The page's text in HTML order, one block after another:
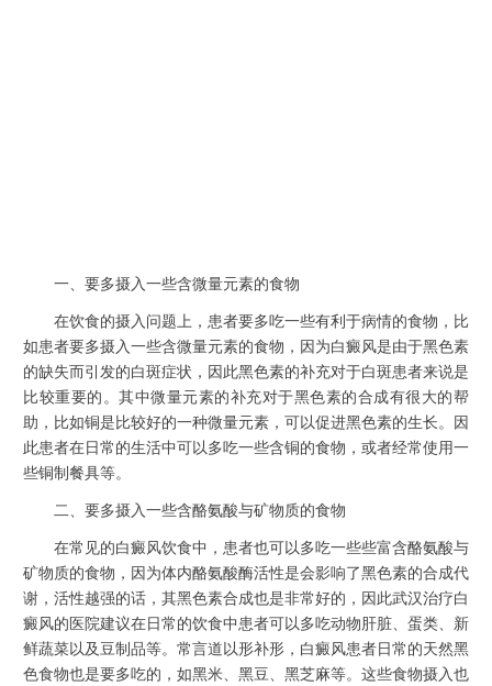
一、要多摄入一些含微量元素的食物
在饮食的摄入问题上，患者要多吃一些有利于病情的食物，比
如患者要多摄入一些含微量元素的食物，因为白癜风是由于黑色素
的缺失而引发的白斑症状，因此黑色素的补充对于白斑患者来说是
比较重要的。其中微量元素的补充对于黑色素的合成有很大的帮
助，比如铜是比较好的一种微量元素，可以促进黑色素的生长。因
此患者在日常的生活中可以多吃一些含铜的食物，或者经常使用一
些铜制餐具等。
二、要多摄入一些含酪氨酸与矿物质的食物
在常见的白癜风饮食中，患者也可以多吃一些些富含酪氨酸与
矿物质的食物，因为体内酪氨酸酶活性是会影响了黑色素的合成代
谢，活性越强的话，其黑色素合成也是非常好的，因此武汉治疗白
癜风的医院建议在日常的饮食中患者可以多吃动物肝脏、蛋类、新
鲜蔬菜以及豆制品等。常言道以形补形，白癜风患者日常的天然黑
色食物也是要多吃的，如黑米、黑豆、黑芝麻等。这些食物摄入也